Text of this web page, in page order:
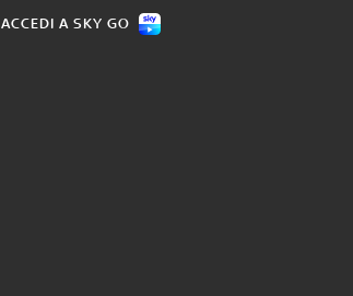
ACCEDI A SKY GO